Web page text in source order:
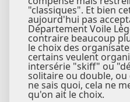
"classiques". Et bien
aujourd'hui pas
Département Voile
contraire beaucoup
le choix des
certains veulent
intersérie "skiff" ou
solitaire ou double,
ne sais quoi, cela ne
qu'on ait le choix.